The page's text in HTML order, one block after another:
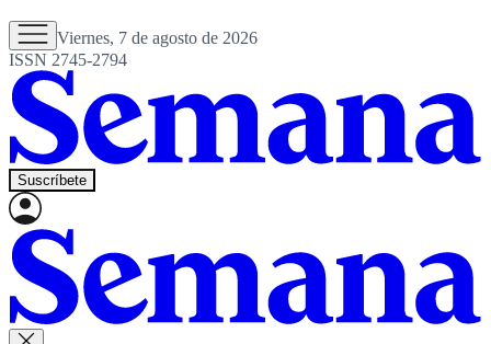
Viernes, 7 de agosto de 2026
ISSN 2745-2794
Suscríbete